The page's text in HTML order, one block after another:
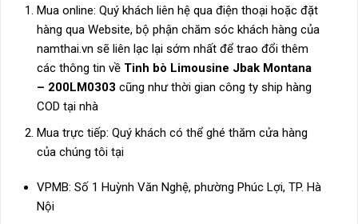
Mua online: Quý khách liên hệ qua điện thoại hoặc đặt
hàng qua Website, bộ phận chăm sóc khách hàng của
namthai.vn sẽ liên lạc lại sớm nhất để trao đổi thêm
các thông tin về Tinh bò Limousine Jbak Montana
– 200LM0303 cũng như thời gian công ty ship hàng
COD tại nhà
Mua trực tiếp: Quý khách có thể ghé thăm cửa hàng
của chúng tôi tại
VPMB: Số 1 Huỳnh Văn Nghệ, phường Phúc Lợi, TP. Hà
Nội